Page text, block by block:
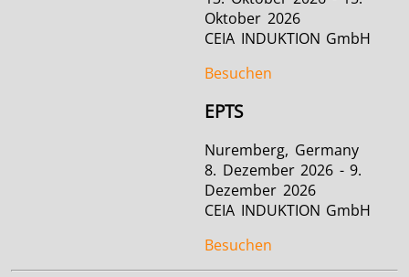
Oktober 2026
CEIA INDUKTION GmbH
Besuchen
EPTS
Nuremberg, Germany
8. Dezember 2026 - 9.
Dezember 2026
CEIA INDUKTION GmbH
Besuchen